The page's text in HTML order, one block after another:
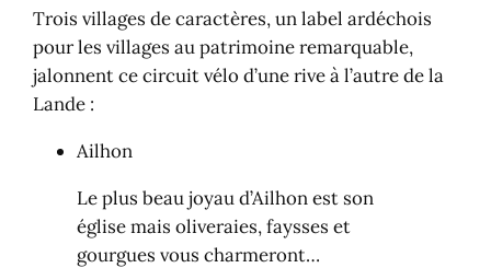
Trois villages de caractères, un label ardéchois
pour les villages au patrimoine remarquable,
jalonnent ce circuit vélo d’une rive à l’autre de la
Lande :
Ailhon
Le plus beau joyau d’Ailhon est son
église mais oliveraies, faysses et
gourgues vous charmeront…